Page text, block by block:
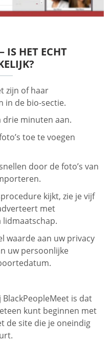
IS HET ECHT
zijn of haar
in de bio-sectie.
drie minuten aan.
toe te voegen
door de foto’s van
kijkt, zie je vijf
met
lidmaatschap.
waarde aan uw privacy
uw persoonlijke
is dat
kunt beginnen met
de site die je oneindig